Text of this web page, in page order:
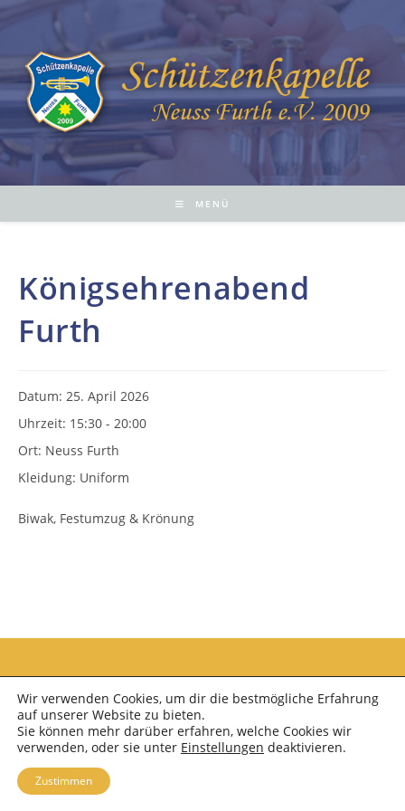
Zum
springen
MENÜ
Königsehrenabend
Furth
Datum: 25. April 2026
Uhrzeit: 15:30 - 20:00
Ort: Neuss Furth
Kleidung: Uniform
Biwak, Festumzug & Krönung
Copyright 2026 - Schützenkapelle Neuss Furth e.V.; OceanWP Theme by Nick
Wir verwenden Cookies, um dir die bestmögliche Erfahrung
auf unserer Website zu bieten.
Sie können mehr darüber erfahren, welche Cookies wir
verwenden, oder sie unter Einstellungen deaktivieren.
Zustimmen